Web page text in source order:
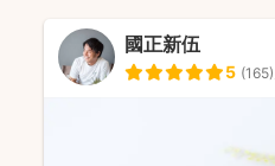
國正新伍
5 (165)